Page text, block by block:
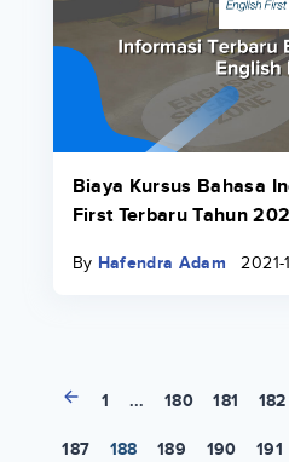
Biaya Kursus Bahasa
First Terbaru Tahun
By Hafendra Adam 2021-
1 ... 180 181 182
187 188 189 190 191